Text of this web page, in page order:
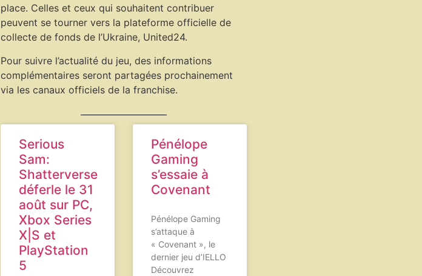
place. Celles et ceux qui souhaitent contribuer
peuvent se tourner vers la plateforme officielle de
collecte de fonds de l’Ukraine, United24.
Pour suivre l’actualité du jeu, des informations
complémentaires seront partagées prochainement
via les canaux officiels de la franchise.
Serious
Sam:
Shatterverse
déferle le 31
août sur PC,
Xbox Series
X|S et
PlayStation
5
Pénélope
Gaming
s’essaie à
Covenant
Pénélope Gaming
s’attaque à
« Covenant », le
dernier jeu d’IELLO
Découvrez